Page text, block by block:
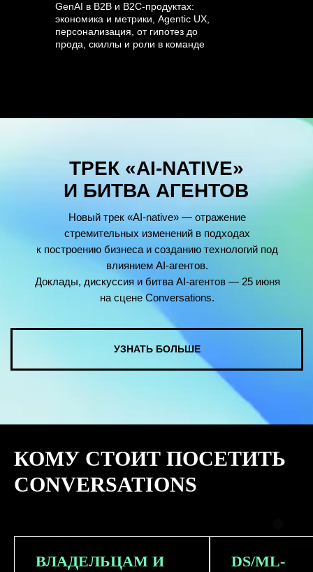
GenAI в B2B и B2C-продуктах:
экономика и метрики, Agentic UX,
персонализация, от гипотез до
прода, скиллы и роли в команде
КОМУ СТОИТ ПОСЕТИТЬ
CONVERSATIONS
ВЛАДЕЛЬЦАМ И
DS/ML-